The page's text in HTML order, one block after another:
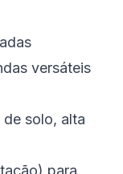
versáteis
solo, alta
para